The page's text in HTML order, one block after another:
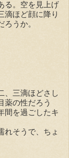
る。空を見上げ
滴ほど顔に降り
うか。
、三滴ほどさし
薬の性だろう
間を過ごしたキ
そうで、ちょ